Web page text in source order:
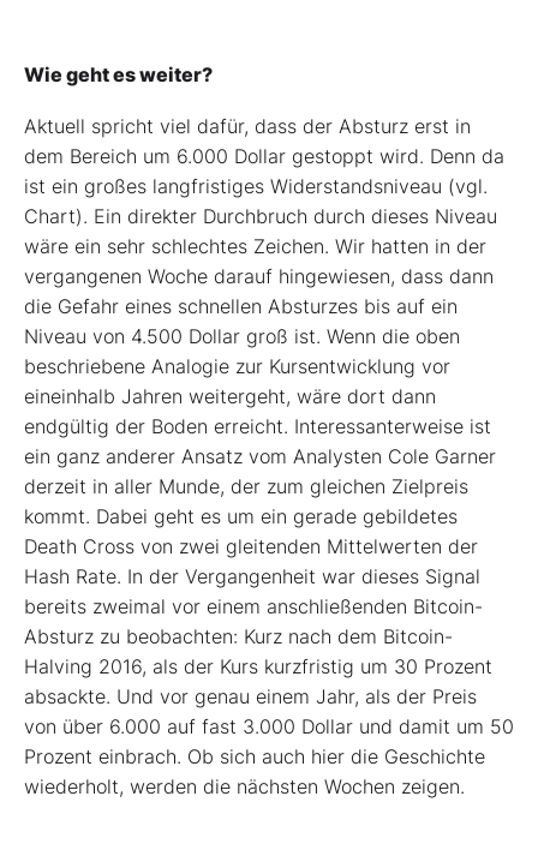
Wie geht es weiter?
Aktuell spricht viel dafür, dass der Absturz erst in
dem Bereich um 6.000 Dollar gestoppt wird. Denn da
ist ein großes langfristiges Widerstandsniveau (vgl.
Chart). Ein direkter Durchbruch durch dieses Niveau
wäre ein sehr schlechtes Zeichen. Wir hatten in der
vergangenen Woche darauf hingewiesen, dass dann
die Gefahr eines schnellen Absturzes bis auf ein
Niveau von 4.500 Dollar groß ist. Wenn die oben
beschriebene Analogie zur Kursentwicklung vor
eineinhalb Jahren weitergeht, wäre dort dann
endgültig der Boden erreicht. Interessanterweise ist
ein ganz anderer Ansatz vom Analysten Cole Garner
derzeit in aller Munde, der zum gleichen Zielpreis
kommt. Dabei geht es um ein gerade gebildetes
Death Cross von zwei gleitenden Mittelwerten der
Hash Rate. In der Vergangenheit war dieses Signal
bereits zweimal vor einem anschließenden Bitcoin-
Absturz zu beobachten: Kurz nach dem Bitcoin-
Halving 2016, als der Kurs kurzfristig um 30 Prozent
absackte. Und vor genau einem Jahr, als der Preis
von über 6.000 auf fast 3.000 Dollar und damit um 50
Prozent einbrach. Ob sich auch hier die Geschichte
wiederholt, werden die nächsten Wochen zeigen.